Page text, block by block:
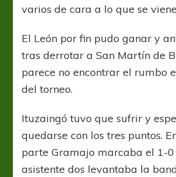
varios de cara a lo que se
El León por fin pudo ganar y
tras derrotar a San Martín de
parece no encontrar el rumbo
del torneo.
Ituzaingó tuvo que sufrir y
quedarse con los tres puntos.
parte Gramajo marcaba el 1-
asistente dos levantaba la